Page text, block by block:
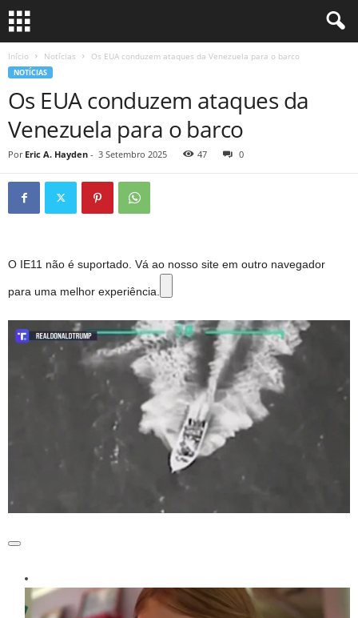
Início Notícias Os EUA conduzem ataques da Venezuela para o barco
NOTÍCIAS
Os EUA conduzem ataques da
Venezuela para o barco
Por Eric A. Hayden - 3 Setembro 2025 47 0
O IE11 não é suportado. Vá ao nosso site em outro navegador
para uma melhor experiência.